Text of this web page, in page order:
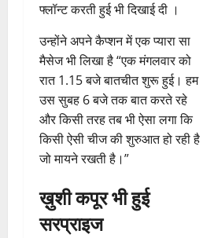
फ्लॉन्ट करती हुई भी दिखाई दी ।
उन्होंने अपने कैप्शन में एक प्यारा सा
मैसेज भी लिखा है “एक मंगलवार को
रात 1.15 बजे बातचीत शुरू हुई। हम
उस सुबह 6 बजे तक बात करते रहे
और किसी तरह तब भी ऐसा लगा कि
किसी ऐसी चीज की शुरुआत हो रही है
जो मायने रखती है।”
ख़ुशी कपूर भी हुई
सरप्राइज